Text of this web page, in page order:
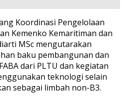
Koordinasi Pengelolaan
Kemenko Kemaritiman dan
MSc mengutarakan
baku pembangunan dan
dari PLTU dan kegiatan
teknologi selain
sebagai limbah non-B3.